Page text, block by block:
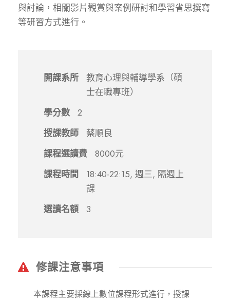
與討論，相關影片觀賞與案例研討和學習省思撰寫
等研習方式進行。
開課系所
教育心理與輔導學系（碩
士在職專班）
學分數
2
授課教師
蔡順良
課程選讀費
8000元
課程時間
18:40-22:15, 週三, 隔週上
課
選讀名額
3
修課注意事項
本課程主要採線上數位課程形式進行，授課